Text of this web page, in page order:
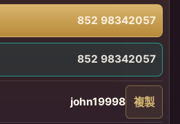
852 98342057
852 98342057
john19998 複製